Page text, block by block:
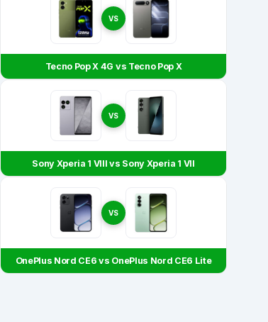
VS
Tecno Pop X 4G vs Tecno Pop X
VS
Sony Xperia 1 VIII vs Sony Xperia 1 VII
VS
OnePlus Nord CE6 vs OnePlus Nord CE6 Lite